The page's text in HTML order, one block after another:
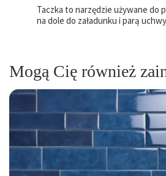
Taczka to narzędzie używane
na dole do załadunku i parą
Mogą Cię również